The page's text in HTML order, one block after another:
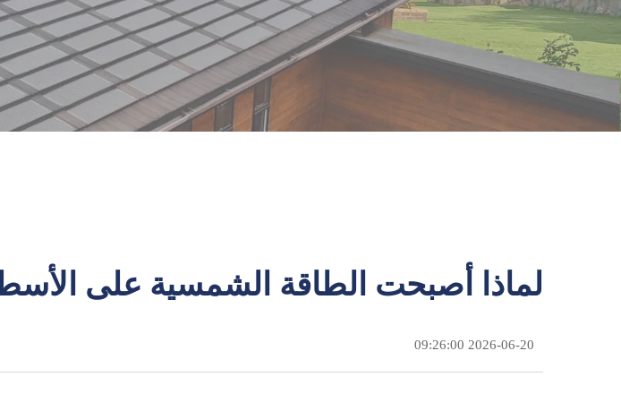
لماذا أصبحت الطاقة الشمسية على
2026-06-20 09:26:00